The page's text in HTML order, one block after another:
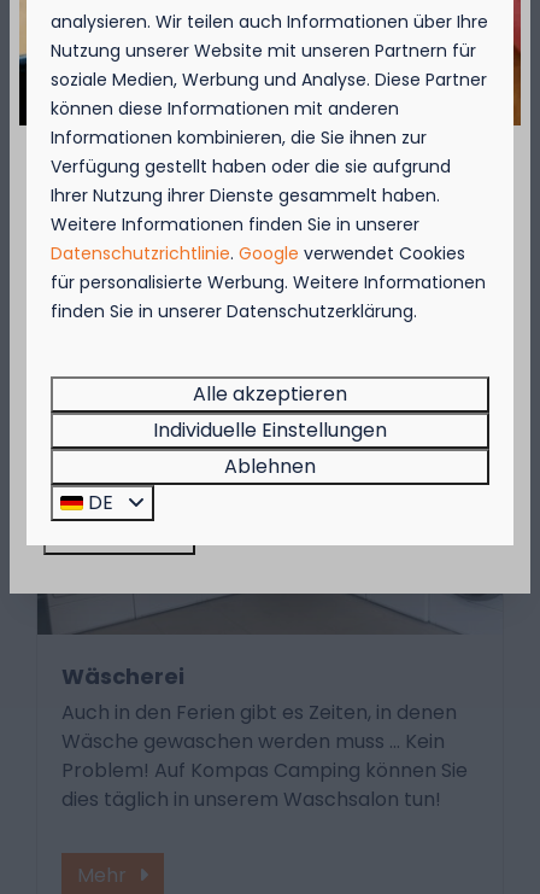
Sanitär
Auf dem Gelände des Kompas Camping
Beach Resorts finden Sie fünf moderne
Sanitäranlagen, die über das gesamte
Gelände verteilt sind.
Im Park
Wäscherei
Auch in den Ferien gibt es Zeiten, in denen
Wäsche gewaschen werden muss ... Kein
Problem! Auf Kompas Camping können Sie
dies täglich in unserem Waschsalon tun!
Mehr
September = Muschelmonat!
Genießen Sie vom 1. bis zum 29. September 50
% Rabatt auf den Preis für Muscheln für 2
Personen!
Brasserie VierTorrein Nieuwpoort und
Grill & Terracein Westende.
Beeilen Sie sich, denn die Aktion gilt nur, solange
der Vorrat reicht!
analysieren. Wir teilen auch Informationen über Ihre
Nutzung unserer Website mit unseren Partnern für
soziale Medien, Werbung und Analyse. Diese Partner
können diese Informationen mit anderen
Informationen kombinieren, die Sie ihnen zur
Verfügung gestellt haben oder die sie aufgrund
Ihrer Nutzung ihrer Dienste gesammelt haben.
Weitere Informationen finden Sie in unserer
Datenschutzrichtlinie.Google verwendet Cookies
für personalisierte Werbung. Weitere Informationen
finden Sie in unserer Datenschutzerklärung.
Alle akzeptieren
Individuelle Einstellungen
Ablehnen
DE